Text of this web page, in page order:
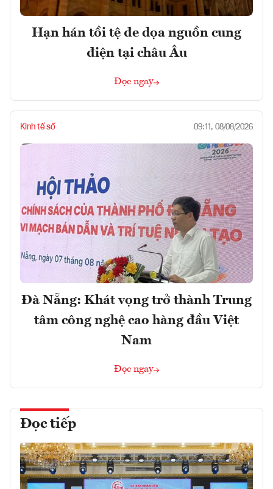
Hạn hán tồi tệ đe dọa nguồn cung
điện tại châu Âu
Đọc ngay
Kinh tế số 09:11, 08/08/2026
Đà Nẵng: Khát vọng trở thành Trung
tâm công nghệ cao hàng đầu Việt
Nam
Đọc ngay
Đọc tiếp